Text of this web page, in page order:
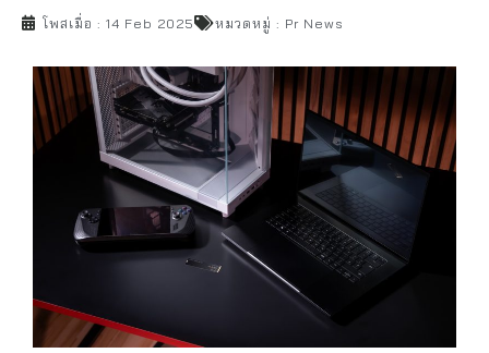
โพสเมื่อ : 14 Feb 2025 หมวดหมู่ : Pr News